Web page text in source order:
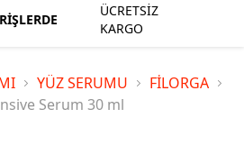
ÜCRETSİZ
KARGO
YÜZ SERUMU
FİLORGA
Serum 30 ml